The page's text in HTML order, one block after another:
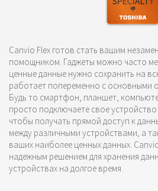
Canvio Flex готов стать вашим
помощником. Гаджеты можно часто
ценные данные нужно сохранить на
работает попеременно с основными
Будь то смартфон, планшет,
просто подключаете свое
чтобы получать прямой доступ к
между различными устройствами, а
ваших наиболее ценных данных.
надежным решением для хранения
устройствах на долгое время.